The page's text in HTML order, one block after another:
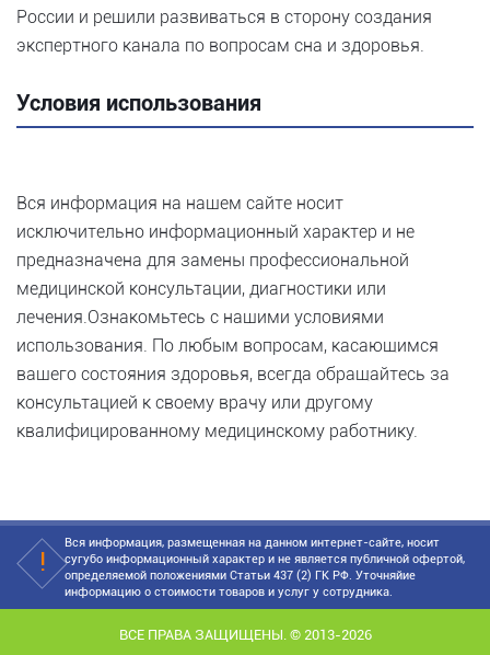
России и решили развиваться в сторону создания
экспертного канала по вопросам сна и здоровья.
Условия использования
Вся информация на нашем сайте носит
исключительно информационный характер и не
предназначена для замены профессиональной
медицинской консультации, диагностики или
лечения.Ознакомьтесь с нашими условиями
использования. По любым вопросам, касающимся
вашего состояния здоровья, всегда обращайтесь за
консультацией к своему врачу или другому
квалифицированному медицинскому работнику.
Вся информация, размещенная на данном интернет-сайте, носит
сугубо информационный характер и не является публичной офертой,
определяемой положениями Статьи 437 (2) ГК РФ. Уточняйие
информацию о стоимости товаров и услуг у сотрудника.
ВСЕ ПРАВА ЗАЩИЩЕНЫ. © 2013-2026